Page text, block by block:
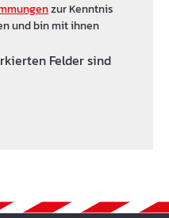
zur Kenntnis
und bin mit ihnen
Felder sind